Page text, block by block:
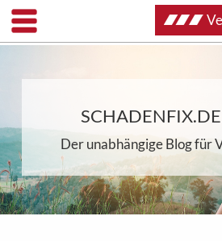
Der unabhängige Blog für